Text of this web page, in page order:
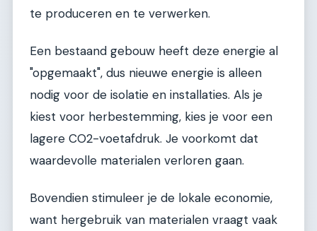
te produceren en te verwerken.
Een bestaand gebouw heeft deze energie al
"opgemaakt", dus nieuwe energie is alleen
nodig voor de isolatie en installaties. Als je
kiest voor herbestemming, kies je voor een
lagere CO2-voetafdruk. Je voorkomt dat
waardevolle materialen verloren gaan.
Bovendien stimuleer je de lokale economie,
want hergebruik van materialen vraagt vaak